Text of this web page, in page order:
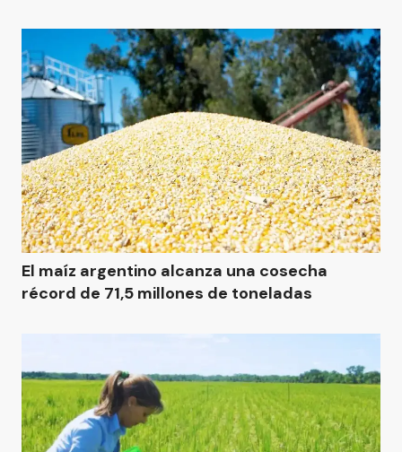
El maíz argentino alcanza una cosecha
récord de 71,5 millones de toneladas